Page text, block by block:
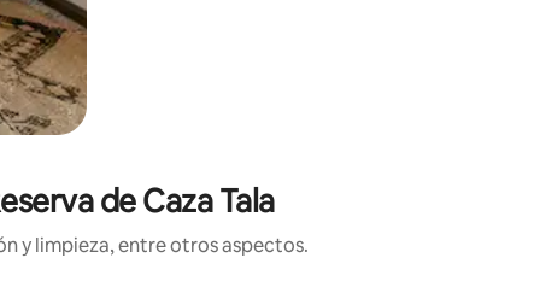
de Caza Tala
y limpieza, entre otros aspectos.